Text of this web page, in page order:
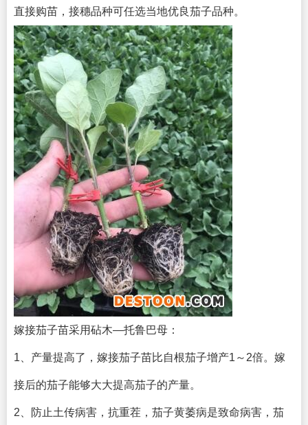
直接购苗，接穗品种可任选当地优良茄子品种。
嫁接茄子苗采用砧木—托鲁巴母：
1、产量提高了，嫁接茄子苗比自根茄子增产1～2倍。嫁
接后的茄子能够大大提高茄子的产量。
2、防止土传病害，抗重茬，茄子黄萎病是致命病害，茄